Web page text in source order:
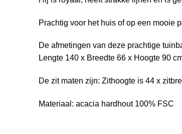
Prachtig voor het huis of op een mooie
De afmetingen van deze prachtige
Lengte 140 x Breedte 66 x Hoogte 90
De zit maten zijn: Zithoogte is 44 x
Materiaal: acacia hardhout 100% FSC